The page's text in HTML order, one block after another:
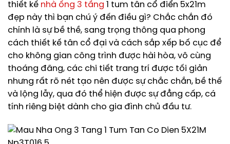
thiết kế nhà ống 3 tầng 1 tum tân cổ điển 5x21m
đẹp này thì bạn chú ý đến điều gì? Chắc chắn đó
chính là sự bề thề, sang trọng thông qua phong
cách thiết kế tân cổ đại và cách sắp xếp bố cục để
cho không gian công trình được hài hòa, vô cùng
thoáng đãng, các chi tiết trang trí được tối giản
nhưng rất rõ nét tạo nên được sự chắc chắn, bề thế
và lộng lẫy, qua đó thể hiện được sự đẳng cấp, cá
tính riêng biệt dành cho gia đình chủ đầu tư.